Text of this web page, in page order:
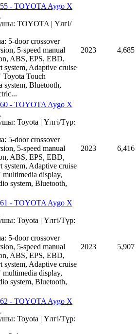
- TOYOTA Aygo X
TOYOTA | Үлгі/
5-door crossover
5-speed manual
ABS, EPS, EBD,
system, Adaptive cruise
Touch
system, Bluetooth,
2023 4,685
- TOYOTA Aygo X
Toyota | Үлгі/Түр:
5-door crossover
5-speed manual
ABS, EPS, EBD,
system, Adaptive cruise
display,
system, Bluetooth,
2023 6,416
- TOYOTA Aygo X
Toyota | Үлгі/Түр:
5-door crossover
5-speed manual
ABS, EPS, EBD,
system, Adaptive cruise
display,
system, Bluetooth,
2023 5,907
- TOYOTA Aygo X
Toyota | Үлгі/Түр: